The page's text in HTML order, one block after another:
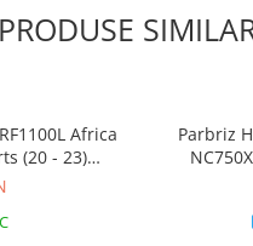
PRODUSE
Africa
(20 - 23)
Sports
(20 - 23)
Parbriz